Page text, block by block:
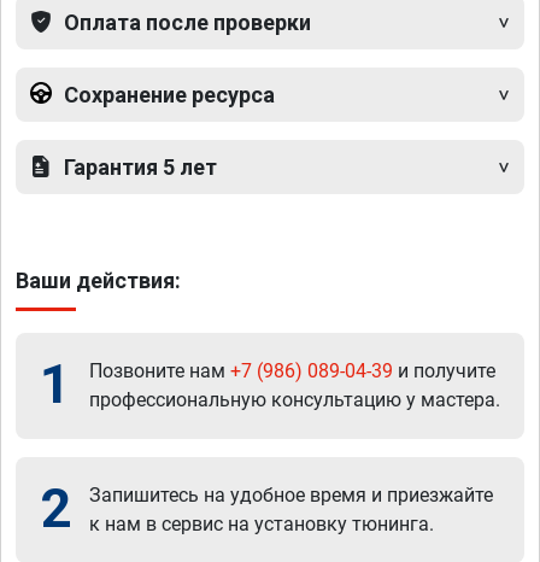
Оплата после проверки
Сохранение ресурса
Гарантия 5 лет
Ваши действия:
1 Позвоните нам +7 (986) 089-04-39 и получите
профессиональную консультацию у мастера.
2
Запишитесь на удобное время и приезжайте
к нам в сервис на установку тюнинга.